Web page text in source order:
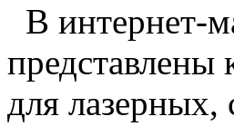
В интернет-
для